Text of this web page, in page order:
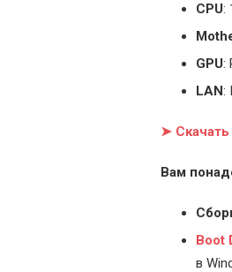
CPU:
GPU:
LAN:
➤ Скачать
Вам
Boot
в